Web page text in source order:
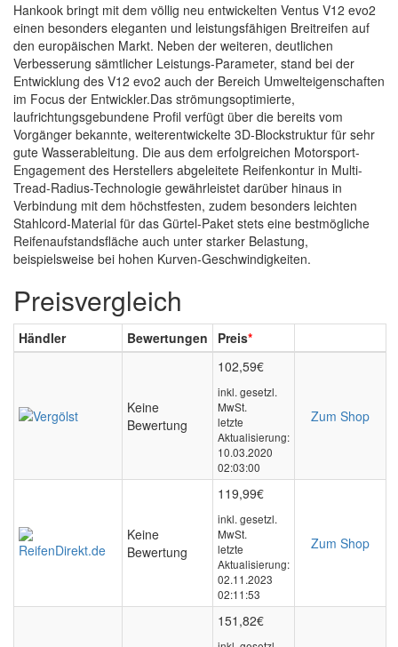
Hankook bringt mit dem völlig neu entwickelten Ventus V12 evo2
einen besonders eleganten und leistungsfähigen Breitreifen auf
den europäischen Markt. Neben der weiteren, deutlichen
Verbesserung sämtlicher Leistungs-Parameter, stand bei der
Entwicklung des V12 evo2 auch der Bereich Umwelteigenschaften
im Focus der Entwickler.Das strömungsoptimierte,
laufrichtungsgebundene Profil verfügt über die bereits vom
Vorgänger bekannte, weiterentwickelte 3D-Blockstruktur für sehr
gute Wasserableitung. Die aus dem erfolgreichen Motorsport-
Engagement des Herstellers abgeleitete Reifenkontur in Multi-
Tread-Radius-Technologie gewährleistet darüber hinaus in
Verbindung mit dem höchstfesten, zudem besonders leichten
Stahlcord-Material für das Gürtel-Paket stets eine bestmögliche
Reifenaufstandsfläche auch unter starker Belastung,
beispielsweise bei hohen Kurven-Geschwindigkeiten.
Preisvergleich
Händler Bewertungen Preis*
Keine
Bewertung
102,59€
inkl. gesetzl.
MwSt.
letzte
Aktualisierung:
10.03.2020
02:03:00
Zum Shop
Keine
Bewertung
119,99€
inkl. gesetzl.
MwSt.
letzte
Aktualisierung:
02.11.2023
02:11:53
Zum Shop
151,82€